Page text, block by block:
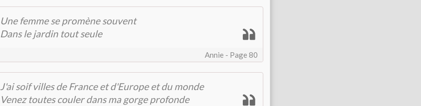
Une femme se promène souvent
Dans le jardin tout seule
Annie - Page 80
J'ai soif villes de France et d'Europe et du monde
Venez toutes couler dans ma gorge profonde